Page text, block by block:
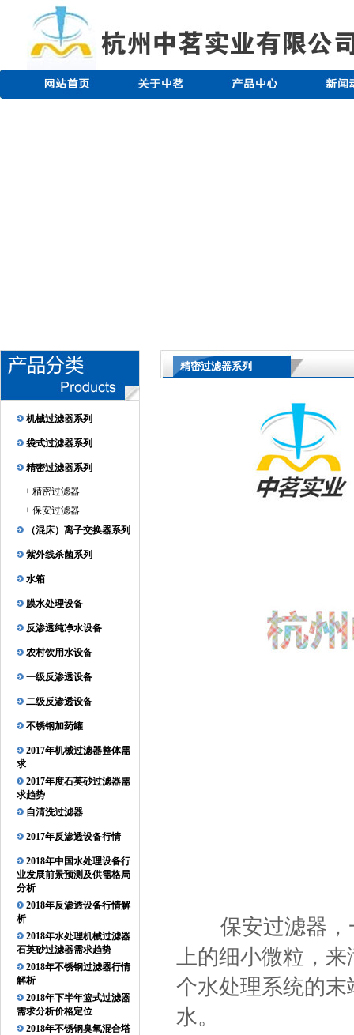
机械过滤器系列
袋式过滤器系列
精密过滤器系列
+ 精密过滤器
+ 保安过滤器
（混床）离子交换器系列
紫外线杀菌系列
水箱
膜水处理设备
反渗透纯净水设备
农村饮用水设备
一级反渗透设备
二级反渗透设备
不锈钢加药罐
2017年机械过滤器整体需
求
2017年度石英砂过滤器需
求趋势
自清洗过滤器
2017年反渗透设备行情
2018年中国水处理设备行
业发展前景预测及供需格局
分析
2018年反渗透设备行情解
析
2018年水处理机械过滤器
石英砂过滤器需求趋势
2018年不锈钢过滤器行情
解析
2018年下半年篮式过滤器
需求分析价格定位
2018年不锈钢臭氧混合塔
精密过滤器系列
保安过滤器，一
上的细小微粒，
个水处理系统的
水。